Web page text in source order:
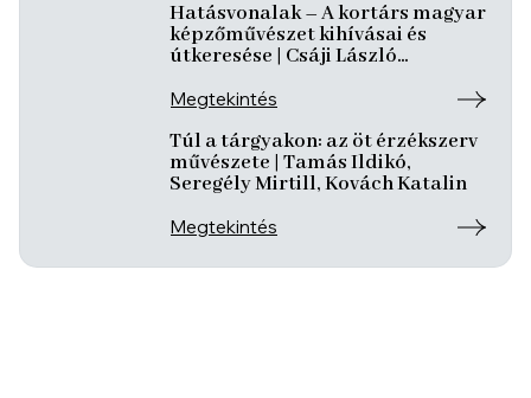
Hatásvonalak – A kortárs magyar
képzőművészet kihívásai és
útkeresése | Csáji László
József
Megtekintés
Túl a tárgyakon: az öt érzékszerv
művészete | Tamás Ildikó,
Seregély Mirtill, Kovách Katalin
Megtekintés